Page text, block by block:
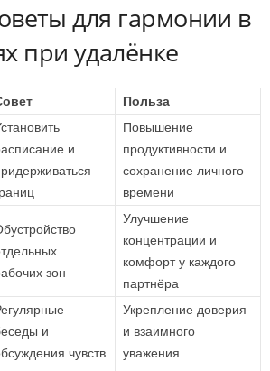
для гармонии в
при удалёнке
Польза
и
Повышение
продуктивности и
сохранение личного
времени
зон
Улучшение
концентрации и
комфорт у каждого
партнёра
и
чувств
Укрепление доверия
и взаимного
уважения